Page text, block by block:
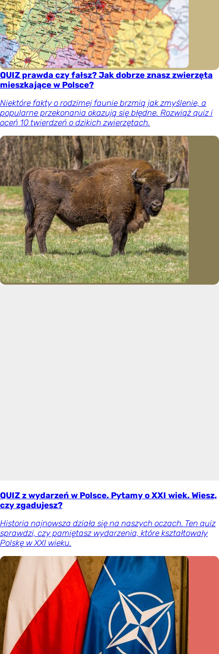
QUIZ prawda czy fałsz? Jak dobrze znasz zwierzęta
mieszkające w Polsce?
Niektóre fakty o rodzimej faunie brzmią jak zmyślenie, a
popularne przekonania okazują się błędne. Rozwiąż quiz i
oceń 10 twierdzeń o dzikich zwierzętach.
QUIZ z wydarzeń w Polsce. Pytamy o XXI wiek. Wiesz,
czy zgadujesz?
Historia najnowsza działa się na naszych oczach. Ten quiz
sprawdzi, czy pamiętasz wydarzenia, które kształtowały
Polskę w XXI wieku.